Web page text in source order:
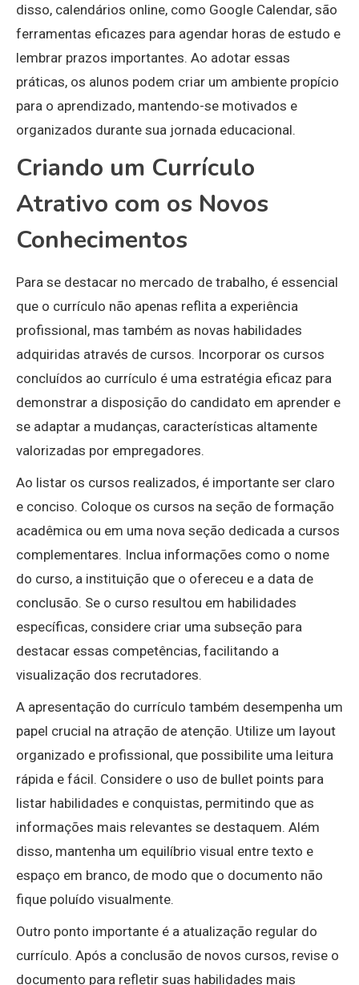
disso, calendários online, como Google Calendar, são
ferramentas eficazes para agendar horas de estudo e
lembrar prazos importantes. Ao adotar essas
práticas, os alunos podem criar um ambiente propício
para o aprendizado, mantendo-se motivados e
organizados durante sua jornada educacional.
Criando um Currículo
Atrativo com os Novos
Conhecimentos
Para se destacar no mercado de trabalho, é essencial
que o currículo não apenas reflita a experiência
profissional, mas também as novas habilidades
adquiridas através de cursos. Incorporar os cursos
concluídos ao currículo é uma estratégia eficaz para
demonstrar a disposição do candidato em aprender e
se adaptar a mudanças, características altamente
valorizadas por empregadores.
Ao listar os cursos realizados, é importante ser claro
e conciso. Coloque os cursos na seção de formação
acadêmica ou em uma nova seção dedicada a cursos
complementares. Inclua informações como o nome
do curso, a instituição que o ofereceu e a data de
conclusão. Se o curso resultou em habilidades
específicas, considere criar uma subseção para
destacar essas competências, facilitando a
visualização dos recrutadores.
A apresentação do currículo também desempenha um
papel crucial na atração de atenção. Utilize um layout
organizado e profissional, que possibilite uma leitura
rápida e fácil. Considere o uso de bullet points para
listar habilidades e conquistas, permitindo que as
informações mais relevantes se destaquem. Além
disso, mantenha um equilíbrio visual entre texto e
espaço em branco, de modo que o documento não
fique poluído visualmente.
Outro ponto importante é a atualização regular do
currículo. Após a conclusão de novos cursos, revise o
documento para refletir suas habilidades mais